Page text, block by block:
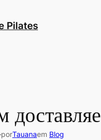
Pilates
porTauanaem Blog